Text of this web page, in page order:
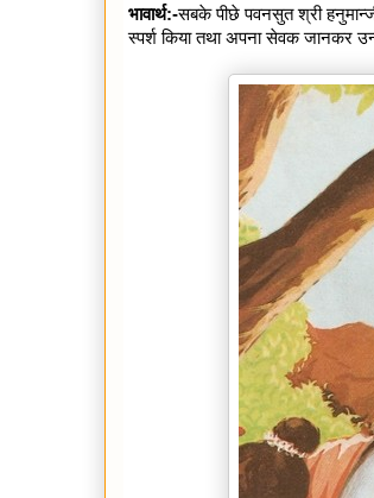
भावार्थ:-सबके पीछे पवनसुत श्री
स्पर्श किया तथा अपना सेवक जानकर